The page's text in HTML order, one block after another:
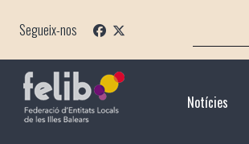
Segueix-nos
Notícies